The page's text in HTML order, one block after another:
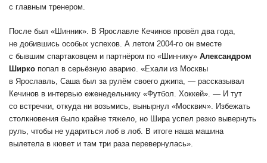
с главным тренером.
После был «Шинник». В Ярославле Кечинов провёл два года,
не добившись особых успехов. А летом 2004-го он вместе
с бывшим спартаковцем и партнёром по «Шиннику» Александром
Ширко попал в серьёзную аварию. «Ехали из Москвы
в Ярославль, Саша был за рулём своего джипа, — рассказывал
Кечинов в интервью еженедельнику «Футбол. Хоккей». — И тут
со встречки, откуда ни возьмись, вынырнул «Москвич». Избежать
столкновения было крайне тяжело, но Шира успел резко вывернуть
руль, чтобы не удариться лоб в лоб. В итоге наша машина
вылетела в кювет и там три раза перевернулась».